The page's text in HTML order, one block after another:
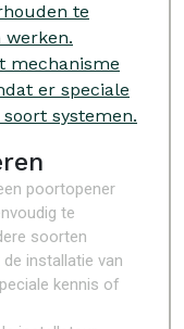
te
werken.
mechanisme
er speciale
systemen.
poortopener
te
soorten
installatie van
kennis of